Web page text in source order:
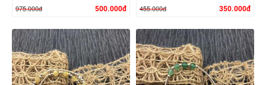
975.000đ
500.000đ
455.000đ
350.000đ